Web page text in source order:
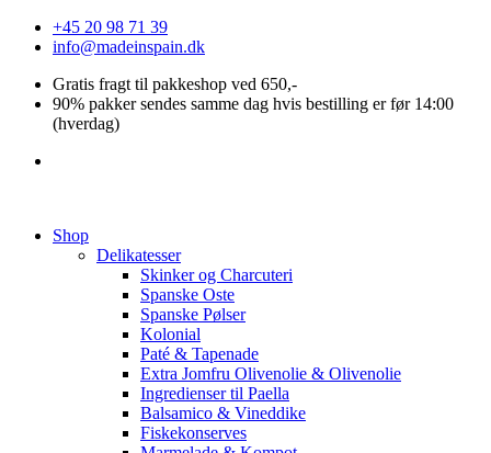
Videre+45 20 98 71 39
info@madeinspain.dk
Gratis fragt til pakkeshop ved 650,-
90% pakker sendes samme dag hvis bestilling er før 14:00
(hverdag)
Shop
Delikatesser
Skinker og Charcuteri
Spanske Oste
Spanske Pølser
Kolonial
Paté & Tapenade
Extra Jomfru Olivenolie & Olivenolie
Ingredienser til Paella
Balsamico & Vineddike
Fiskekonserves